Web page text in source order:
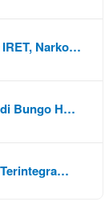
Narko…
Bungo H…